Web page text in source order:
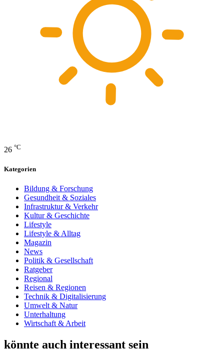
26 °C
Kategorien
Bildung & Forschung
Gesundheit & Soziales
Infrastruktur & Verkehr
Kultur & Geschichte
Lifestyle
Lifestyle & Alltag
Magazin
News
Politik & Gesellschaft
Ratgeber
Regional
Reisen & Regionen
Technik & Digitalisierung
Umwelt & Natur
Unterhaltung
Wirtschaft & Arbeit
könnte auch interessant sein